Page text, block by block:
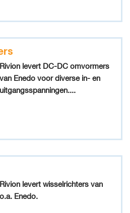
Rivion levert DC-DC omvormers
van Enedo voor diverse in- en
uitgangsspanningen....
Rivion levert wisselrichters van
o.a. Enedo.